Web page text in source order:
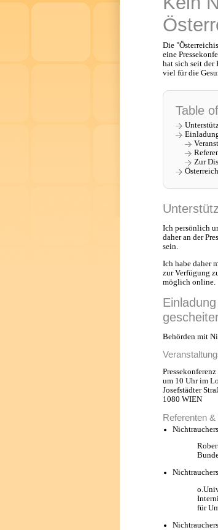
Die
eine
hat sich seit der
viel für die
Table
Zur
Ich persönlich
daher an der
sein.
Ich habe daher
zur Verfügung
möglich online.
Behörden mit
um 10 Uhr im
Josefstädter
1080 WIEN
Referenten
für